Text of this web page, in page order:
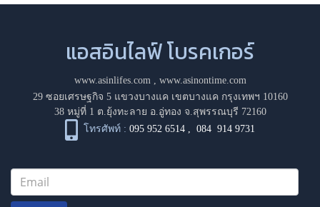
แอสอินไลฟ์ โบรคเกอร์
www.asinlifes.com, www.asinontime.com
29 ซอยเศรษฐกิจ 5 แขวงบางแค เขตบางแค กรุงเทพฯ 10160
38 หมู่ที่ 1 ต.ยุ้งทะลาย อ.อู่ทอง จ.สุพรรณบุรี 72160
โทรศัพท์ : 095 952 6514 ,084 914 9731